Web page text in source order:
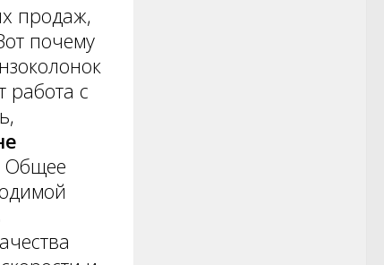
продаж,
почему
работа с
Общее